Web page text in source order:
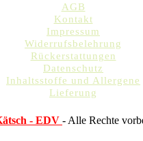
AGB
Kontakt
Impressum
Widerrufsbelehrung
Rückerstattungen
Datenschutz
Inhaltsstoffe und Allergene
Lieferung
- EDV - Alle Rechte